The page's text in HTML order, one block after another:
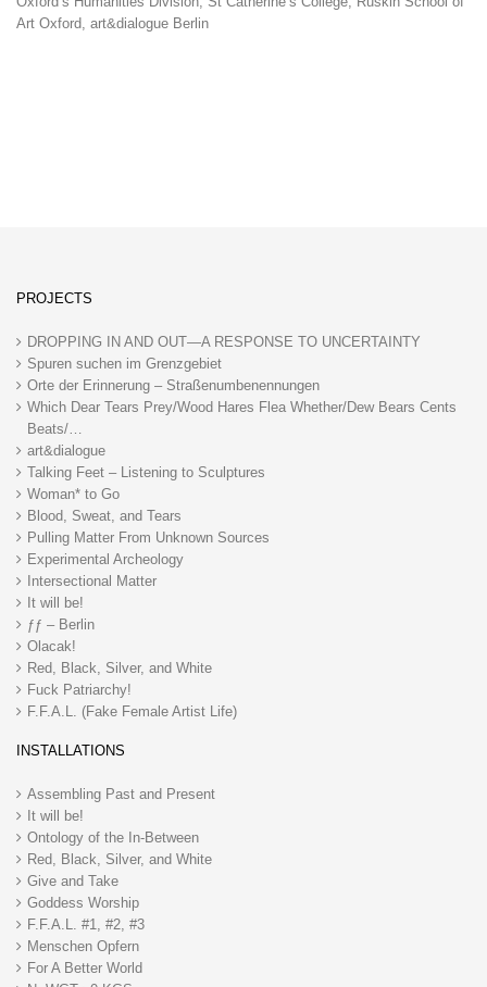
Art Oxford, art&dialogue Berlin
PROJECTS
DROPPING IN AND OUT—A RESPONSE TO UNCERTAINTY
Spuren suchen im Grenzgebiet
Orte der Erinnerung – Straßenumbenennungen
Which Dear Tears Prey/Wood Hares Flea Whether/Dew Bears Cents
Beats/…
art&dialogue
Talking Feet – Listening to Sculptures
Woman* to Go
Blood, Sweat, and Tears
Pulling Matter From Unknown Sources
Experimental Archeology
Intersectional Matter
It will be!
ƒƒ – Berlin
Olacak!
Red, Black, Silver, and White
Fuck Patriarchy!
F.F.A.L. (Fake Female Artist Life)
INSTALLATIONS
Assembling Past and Present
It will be!
Ontology of the In-Between
Red, Black, Silver, and White
Give and Take
Goddess Worship
F.F.A.L. #1, #2, #3
Menschen Opfern
For A Better World